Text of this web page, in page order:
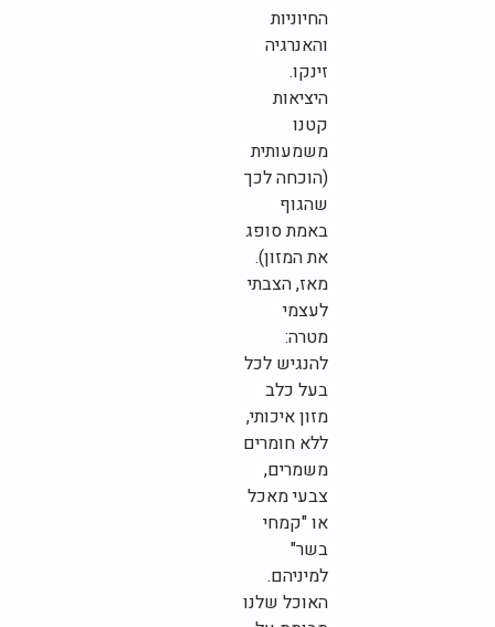
החיוניות
והאנרגיה
זינקו.
היציאות
קטנו
משמעותית
(הוכחה לכך
שהגוף
באמת סופג
את המזון).
מאז, הצבתי
לעצמי
מטרה:
להנגיש לכל
בעל כלב
מזון איכותי,
ללא חומרים
משמרים,
צבעי מאכל
או "קמחי
בשר"
למיניהם.
האוכל שלנו